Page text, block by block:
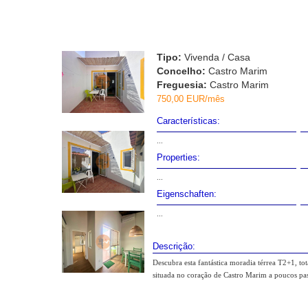
Tipo: Vivenda / Casa
Concelho: Castro Marim
Freguesia: Castro Marim
750,00 EUR/mês
Características:
Properties:
Eigenschaften:
Descrição:
Descubra esta fantástica moradia térrea T2+1,
situada no coração de Castro Marim a poucos